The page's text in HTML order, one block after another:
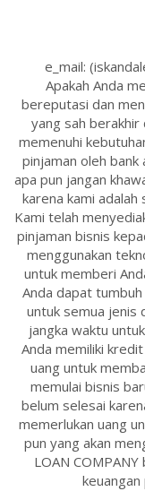
via BBM
Tel ....
e_mail:
Apakah Anda
bereputasi dan
yang sah berakhir
memenuhi
pinjaman oleh bank
apa pun jangan
karena kami adalah
Kami telah
pinjaman bisnis
menggunakan
untuk memberi
Anda dapat
untuk semua jenis
jangka waktu
Anda memiliki
uang untuk
memulai bisnis
belum selesai
memerlukan uang
pun yang akan
LOAN